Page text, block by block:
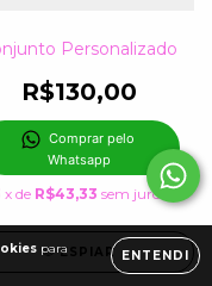
para
ENTENDI
Personalizado
R$130,00
Comprar pelo
Whatsapp
x de R$43,33 sem juros
ESPIAR